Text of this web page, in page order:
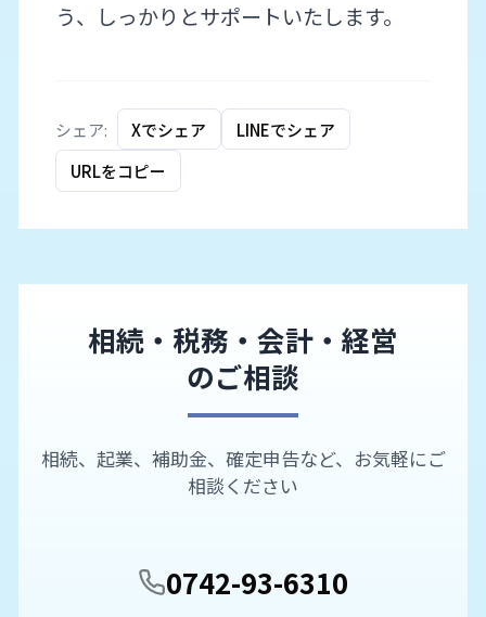
う、しっかりとサポートいたします。
シェア: Xでシェア
LINEでシェア
URLをコピー
相続・税務・会計・経営
のご相談
相続、起業、補助金、確定申告など、お気軽にご
相談ください
0742-93-6310